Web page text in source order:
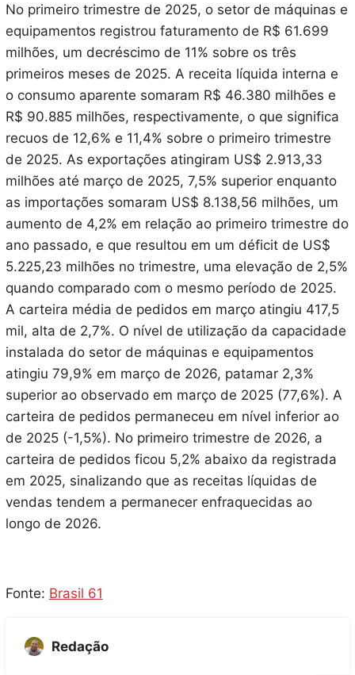
No primeiro trimestre de 2025, o setor de máquinas e
equipamentos registrou faturamento de R$ 61.699
milhões, um decréscimo de 11% sobre os três
primeiros meses de 2025. A receita líquida interna e
o consumo aparente somaram R$ 46.380 milhões e
R$ 90.885 milhões, respectivamente, o que significa
recuos de 12,6% e 11,4% sobre o primeiro trimestre
de 2025. As exportações atingiram US$ 2.913,33
milhões até março de 2025, 7,5% superior enquanto
as importações somaram US$ 8.138,56 milhões, um
aumento de 4,2% em relação ao primeiro trimestre do
ano passado, e que resultou em um déficit de US$
5.225,23 milhões no trimestre, uma elevação de 2,5%
quando comparado com o mesmo período de 2025.
A carteira média de pedidos em março atingiu 417,5
mil, alta de 2,7%. O nível de utilização da capacidade
instalada do setor de máquinas e equipamentos
atingiu 79,9% em março de 2026, patamar 2,3%
superior ao observado em março de 2025 (77,6%). A
carteira de pedidos permaneceu em nível inferior ao
de 2025 (-1,5%). No primeiro trimestre de 2026, a
carteira de pedidos ficou 5,2% abaixo da registrada
em 2025, sinalizando que as receitas líquidas de
vendas tendem a permanecer enfraquecidas ao
longo de 2026.
Fonte: Brasil 61
Redação